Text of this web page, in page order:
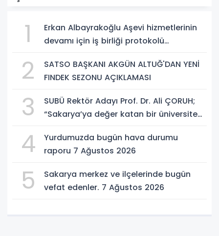
1
Erkan Albayrakoğlu Aşevi hizmetlerinin
devamı için iş birliği protokolü
2
SATSO BAŞKANI AKGÜN ALTUĞ'DAN YENİ
FINDEK SEZONU AÇIKLAMASI
3
SUBÜ Rektör Adayı Prof. Dr. Ali ÇORUH;
“Sakarya’ya değer katan bir üniversite
4
Yurdumuzda bugün hava durumu
raporu 7 Ağustos 2026
5
Sakarya merkez ve ilçelerinde bugün
vefat edenler. 7 Ağustos 2026